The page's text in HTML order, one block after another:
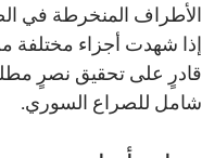
الأطراف المنخرطة في
إذا شهدت أجزاء
قادرٍ على تحقيق نصرٍ
شامل للصراع السوري.